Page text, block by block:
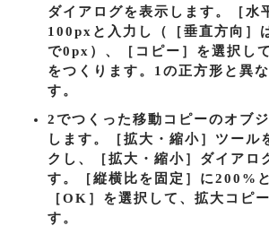
ダイアログを表示します。［水
100pxと入力し（［垂直方向］
で0px）、［コピー］を選択し
をつくります。1の正方形と異
す。
2でつくった移動コピーのオブ
します。［拡大・縮小］ツール
クし、［拡大・縮小］ダイアロ
す。［縦横比を固定］に200%
［OK］を選択して、拡大コピ
す。